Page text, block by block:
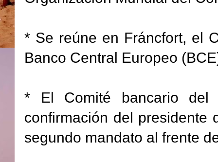
* Se reúne en Fráncfort, el
Banco Central Europeo
* El Comité bancario del
confirmación del presidente
segundo mandato al frente